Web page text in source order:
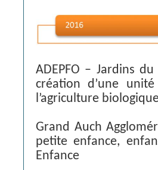
ADEPFO – Jardins
création d’une
l’agriculture
Grand Auch
petite enfance,
Enfance